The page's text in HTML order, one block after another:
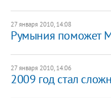
27 января 2010, 14:08
Румыния поможет
27 января 2010, 14:06
2009 год стал